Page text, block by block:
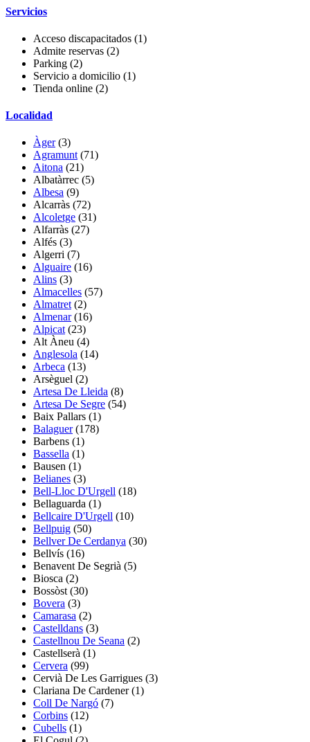
Servicios
Acceso discapacitados (1)
Admite reservas (2)
Parking (2)
Servicio a domicilio (1)
Tienda online (2)
Localidad
Àger(3)
Agramunt (71)
Aitona (21)
Albatàrrec (5)
Albesa (9)
Alcarràs (72)
Alcoletge (31)
Alfarràs (27)
Alfés (3)
Algerri (7)
Alguaire (16)
Alins (3)
Almacelles (57)
Almatret (2)
Almenar(16)
Alpicat (23)
Alt Àneu (4)
Anglesola (14)
Arbeca (13)
Arsèguel (2)
Artesa De Lleida (8)
Artesa De Segre (54)
Baix Pallars (1)
Balaguer(178)
Barbens (1)
Bassella (1)
Bausen (1)
Belianes (3)
Bell-Lloc D'Urgell (18)
Bellaguarda (1)
Bellcaire D'Urgell (10)
Bellpuig (50)
Bellver De Cerdanya (30)
Bellvís (16)
Benavent De Segrià (5)
Biosca (2)
Bossòst (30)
Bovera (3)
Camarasa (2)
Castelldans (3)
Castellnou De Seana (2)
Castellserà (1)
Cervera (99)
Cervià De Les Garrigues (3)
Clariana De Cardener(1)
Coll De Nargó (7)
Corbins (12)
Cubells (1)